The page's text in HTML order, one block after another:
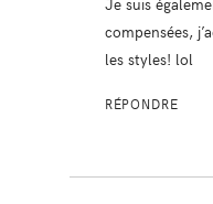
compensées,
les styles! lol
RÉPONDRE